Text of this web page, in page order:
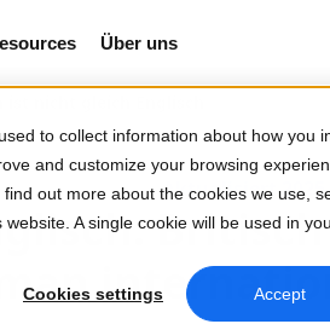
to collect information about how you
and customize your browsing
out more about the cookies we use,
A single cookie will be used in
Cookies settings Accept
Über uns
Aktualisiert